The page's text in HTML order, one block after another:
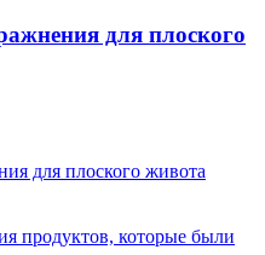
для плоского
для плоского живота
продуктов, которые были